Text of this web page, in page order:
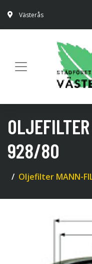
Västerås
928/80
Oljefilter MANN-